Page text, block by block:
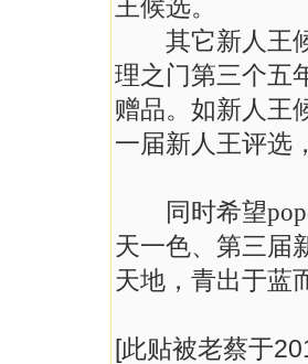
王候选。
其它新人王候
理之门第三个五
赠品。如新人王
一届新人王评选
同时希望
天一色、第三届
天地，青出于蓝
[此贴被老蔡于